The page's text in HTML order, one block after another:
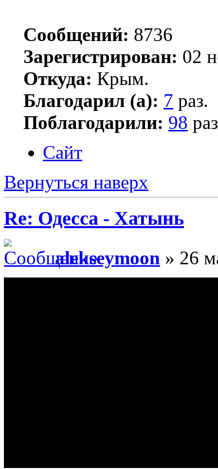
Сообщений: 8736
Зарегистрирован: 02
Откуда: Крым.
Благодарил (а): 7 раз.
Поблагодарили: 98
Сайт
Вернуться наверх
Re: Одесса - Хатынь
alekseymoon » 26